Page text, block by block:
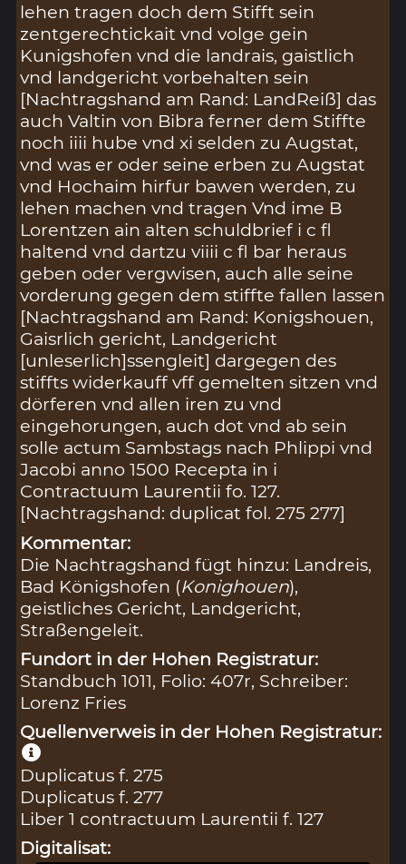
lehen tragen doch dem Stifft sein
zentgerechtickait vnd volge gein
Kunigshofen vnd die landrais, gaistlich
vnd landgericht vorbehalten sein
[Nachtragshand am Rand: LandReiß] das
auch Valtin von Bibra ferner dem Stiffte
noch iiii hube vnd xi selden zu Augstat,
vnd was er oder seine erben zu Augstat
vnd Hochaim hirfur bawen werden, zu
lehen machen vnd tragen Vnd ime B
Lorentzen ain alten schuldbrief i c fl
haltend vnd dartzu viiii c fl bar heraus
geben oder vergwisen, auch alle seine
vorderung gegen dem stiffte fallen lassen
[Nachtragshand am Rand: Konigshouen,
Gaisrlich gericht, Landgericht
[unleserlich]ssengleit] dargegen des
stiffts widerkauff vff gemelten sitzen vnd
dörferen vnd allen iren zu vnd
eingehorungen, auch dot vnd ab sein
solle actum Sambstags nach Phlippi vnd
Jacobi anno 1500 Recepta in i
Contractuum Laurentii fo. 127.
[Nachtragshand: duplicat fol. 275 277]
Kommentar:
Die Nachtragshand fügt hinzu: Landreis,
Bad Königshofen (Konighouen),
geistliches Gericht, Landgericht,
Straßengeleit.
Fundort in der Hohen Registratur:
Standbuch 1011, Folio: 407r, Schreiber:
Lorenz Fries
Quellenverweis in der Hohen Registratur:
Duplicatus f. 275
Duplicatus f. 277
Liber 1 contractuum Laurentii f. 127
Digitalisat: